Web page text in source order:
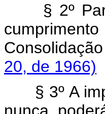
§ 2º
20, de 1966)
§ 3º A